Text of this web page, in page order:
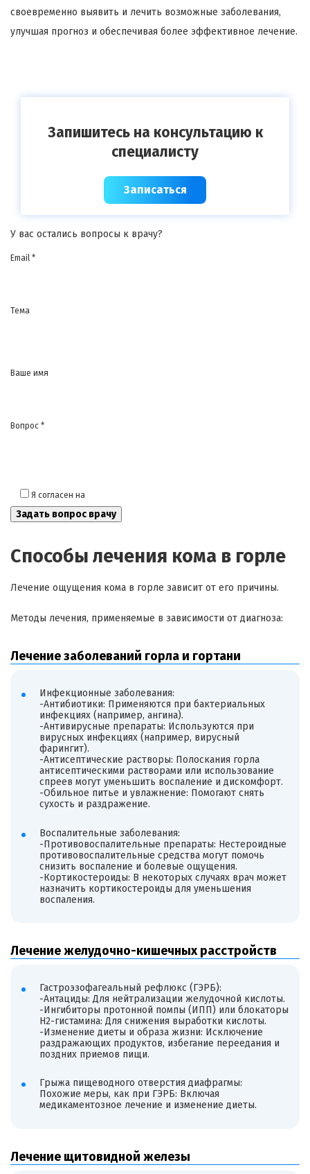
своевременно выявить и лечить возможные заболевания,
улучшая прогноз и обеспечивая более эффективное лечение.
Запишитесь на консультацию к
специалисту
Записаться
У вас остались вопросы к врачу?
Email *
Тема
Ваше имя
Вопрос *
Я согласен на
Способы лечения кома в горле
Лечение ощущения кома в горле зависит от его причины.
Методы лечения, применяемые в зависимости от диагноза:
Лечение заболеваний горла и гортани
Инфекционные заболевания:
-Антибиотики: Применяются при бактериальных
инфекциях (например, ангина).
-Антивирусные препараты: Используются при
вирусных инфекциях (например, вирусный
фарингит).
-Антисептические растворы: Полоскания горла
антисептическими растворами или использование
спреев могут уменьшить воспаление и дискомфорт.
-Обильное питье и увлажнение: Помогают снять
сухость и раздражение.
Воспалительные заболевания:
-Противовоспалительные препараты: Нестероидные
противовоспалительные средства могут помочь
снизить воспаление и болевые ощущения.
-Кортикостероиды: В некоторых случаях врач может
назначить кортикостероиды для уменьшения
воспаления.
Лечение желудочно-кишечных расстройств
Гастроэзофагеальный рефлюкс (ГЭРБ):
-Антациды: Для нейтрализации желудочной кислоты.
-Ингибиторы протонной помпы (ИПП) или блокаторы
H2-гистамина: Для снижения выработки кислоты.
-Изменение диеты и образа жизни: Исключение
раздражающих продуктов, избегание переедания и
поздних приемов пищи.
Грыжа пищеводного отверстия диафрагмы:
Похожие меры, как при ГЭРБ: Включая
медикаментозное лечение и изменение диеты.
Лечение щитовидной железы